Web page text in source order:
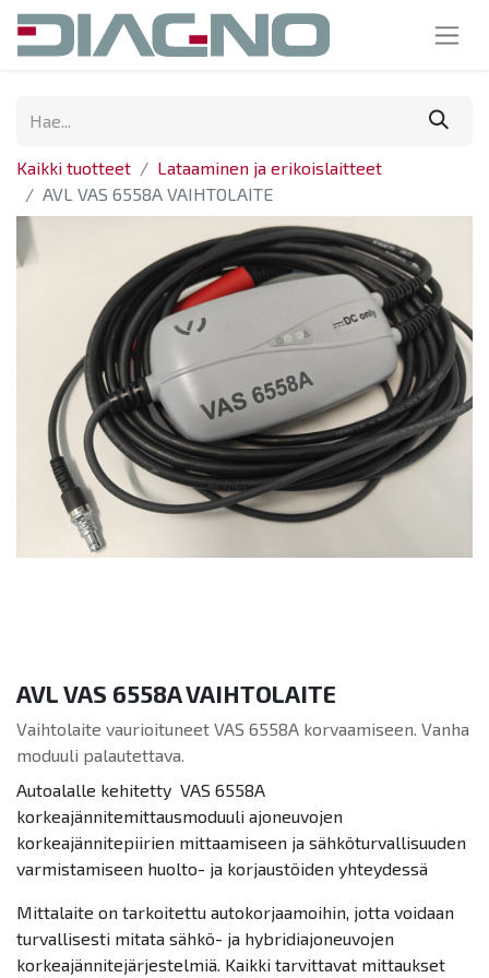
Kaikki tuotteet
Lataaminen ja erikoislaitteet
AVL VAS 6558A VAIHTOLAITE
AVL VAS 6558A VAIHTOLAITE
Vaihtolaite vaurioituneet VAS 6558A korvaamiseen. Vanha
moduuli palautettava.
Autoalalle kehitetty VAS 6558A
korkeajännitemittausmoduuli ajoneuvojen
korkeajännitepiirien mittaamiseen ja sähköturvallisuuden
varmistamiseen huolto- ja korjaustöiden yhteydessä
Mittalaite on tarkoitettu autokorjaamoihin, jotta voidaan
turvallisesti mitata sähkö- ja hybridiajoneuvojen
korkeajännitejärjestelmiä. Kaikki tarvittavat mittaukset